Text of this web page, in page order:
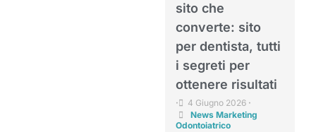
sito che
converte: sito
per dentista, tutti
i segreti per
ottenere risultati
• 4 Giugno 2026 •
News Marketing
Odontoiatrico